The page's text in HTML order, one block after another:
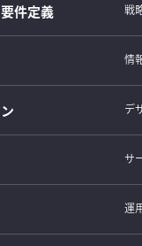
件定義 戦
情
デ
サ
運